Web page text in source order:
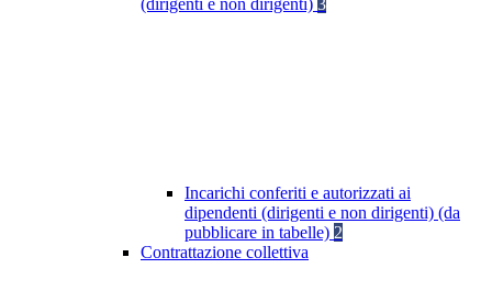
(dirigenti e non dirigenti) 3
Incarichi conferiti e autorizzati ai
dipendenti (dirigenti e non dirigenti) (da
pubblicare in tabelle) 2
Contrattazione collettiva